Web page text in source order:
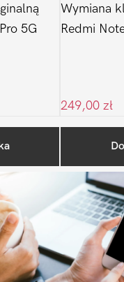
5G
Wymiana
Redmi
249,00 zł
Sidebar